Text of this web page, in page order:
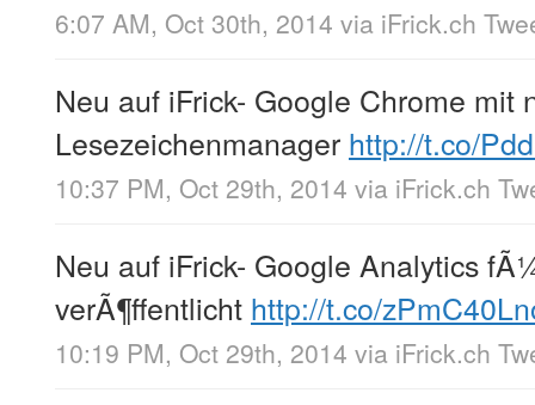
6:07 AM, Oct 30th, 2014 via iFrick.ch
Neu auf iFrick- Google Chrome mit
Lesezeichenmanager http://t.co/
10:37 PM, Oct 29th, 2014 via iFrick.ch
Neu auf iFrick- Google Analytics
verÃ¶ffentlicht http://t.co/
10:19 PM, Oct 29th, 2014 via iFrick.ch